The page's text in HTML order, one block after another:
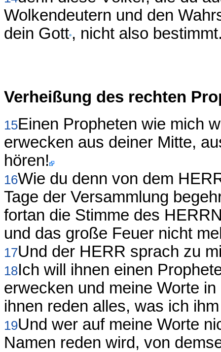
Wolkendeutern und den
dein Gott , nicht also
Verheißung des rechten
15Einen Propheten wie mich
erwecken aus deiner Mitte,
hören!
16Wie du denn von dem
Tage der Versammlung
fortan die Stimme des
und das große Feuer nicht
17Und der HERR sprach zu
18Ich will ihnen einen
erwecken und meine Worte
ihnen reden alles, was ich
19Und wer auf meine Worte
Namen reden wird, von